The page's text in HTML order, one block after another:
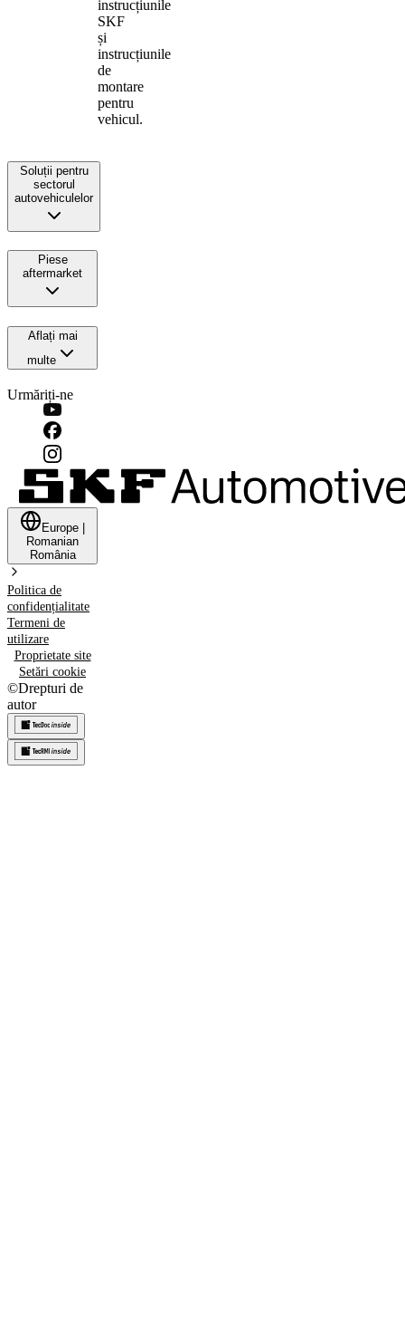
instrucțiunile
SKF
și
instrucțiunile
de
montare
pentru
vehicul.
Soluții pentru
sectorul
autovehiculelor
Piese
aftermarket
Aflați mai
multe
Urmăriți-ne
Europe
Romanian
România
Politica de
confidențialitate
Termeni de
utilizare
Proprietate site
Setări cookie
©Drepturi de
autor